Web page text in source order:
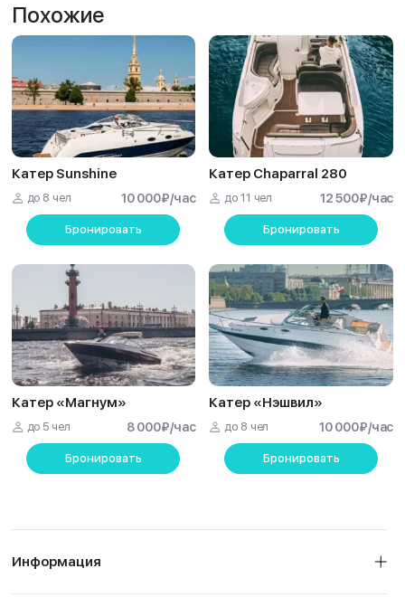
Похожие
Катер Sunshine
до 8 чел 10 000₽/час
Бронировать
Катер Chaparral 280
до 11 чел 12 500₽/час
Бронировать
Катер «Магнум»
до 5 чел 8 000₽/час
Бронировать
Катер «Нэшвил»
до 8 чел 10 000₽/час
Бронировать
Информация